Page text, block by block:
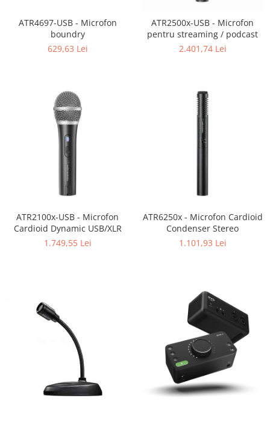
ATR4697-USB - Microfon
boundry
629,63 Lei
ATR2500x-USB - Microfon
pentru streaming / podcast
2.401,74 Lei
ATR2100x-USB - Microfon
Cardioid Dynamic USB/XLR
1.749,55 Lei
ATR6250x - Microfon Cardioid
Condenser Stereo
1.101,93 Lei